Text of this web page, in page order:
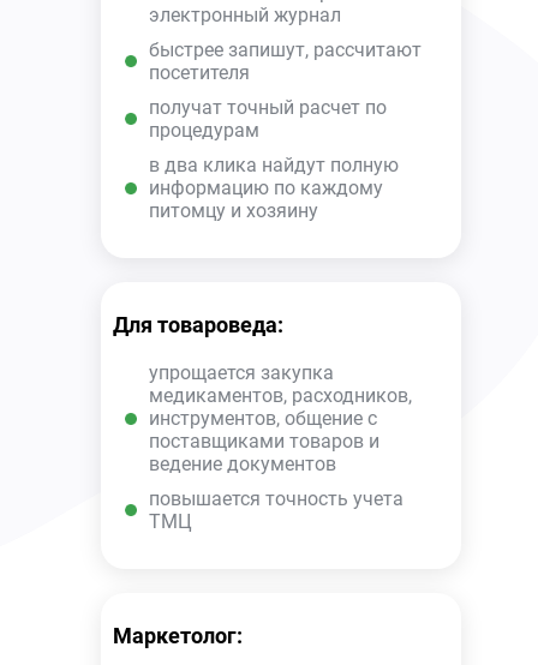
электронный журнал
быстрее запишут, рассчитают
посетителя
получат точный расчет по
процедурам
в два клика найдут полную
информацию по каждому
питомцу и хозяину
Для товароведа:
упрощается закупка
медикаментов, расходников,
инструментов, общение с
поставщиками товаров и
ведение документов
повышается точность учета
ТМЦ
Маркетолог: